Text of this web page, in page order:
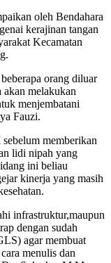
oleh Bendahara
kerajinan tangan
Kecamatan
orang diluar
melakukan
menjembatani
Fauzi.
memberikan
lidi nipah yang
ini beliau
kinerja yang masih
infrastruktur,maupun
dengan sudah
agar membuat
menulis dan